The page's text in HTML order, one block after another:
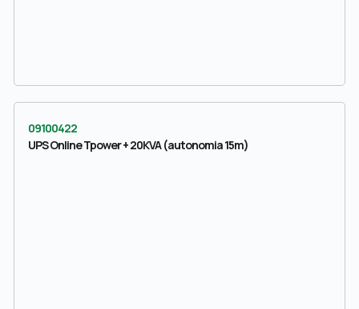
09100422
UPS Online Tpower + 20KVA (autonomia 15m)